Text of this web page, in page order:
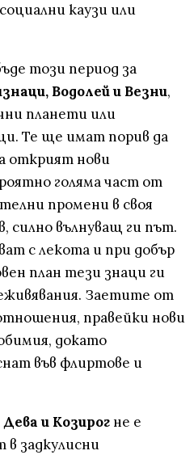
каузи или
този период за
Водолей и Везни,
планети или
Те ще имат порив да
открият нови
голяма част от
промени в своя
силно вълнуващ ги път.
с лекота и при добър
план тези знаци ги
Заетите от
правейки нови
докато
във флиртове и
и Козирог не е
в задкулисни